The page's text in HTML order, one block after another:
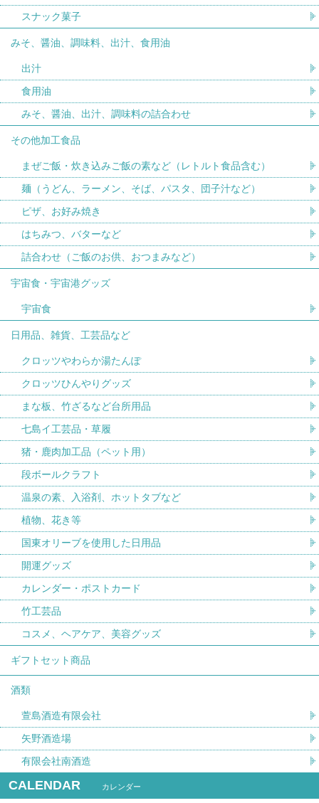
スナック菓子
みそ、醤油、調味料、出汁、食用油
出汁
食用油
みそ、醤油、出汁、調味料の詰合わせ
その他加工食品
まぜご飯・炊き込みご飯の素など（レトルト食品含む）
麺（うどん、ラーメン、そば、パスタ、団子汁など）
ピザ、お好み焼き
はちみつ、バターなど
詰合わせ（ご飯のお供、おつまみなど）
宇宙食・宇宙港グッズ
宇宙食
日用品、雑貨、工芸品など
クロッツやわらか湯たんぽ
クロッツひんやりグッズ
まな板、竹ざるなど台所用品
七島イ工芸品・草履
猪・鹿肉加工品（ペット用）
段ボールクラフト
温泉の素、入浴剤、ホットタブなど
植物、花き等
国東オリーブを使用した日用品
開運グッズ
カレンダー・ポストカード
竹工芸品
コスメ、ヘアケア、美容グッズ
ギフトセット商品
酒類
萱島酒造有限会社
矢野酒造場
有限会社南酒造
CALENDAR カレンダー